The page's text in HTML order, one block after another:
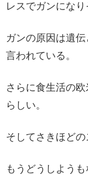
レスでガンになり
ガンの原因は遺
言われている。
さらに食生活の
らしい。
そしてさきほどの
もうどうしよう